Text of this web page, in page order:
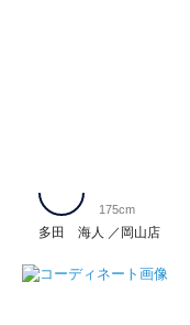
多田 海人 岡山店
175cm